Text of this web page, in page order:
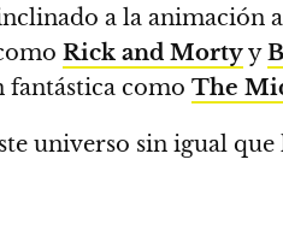
a la animación
Rick and Mortyy
fantástica como The
universo sin igual